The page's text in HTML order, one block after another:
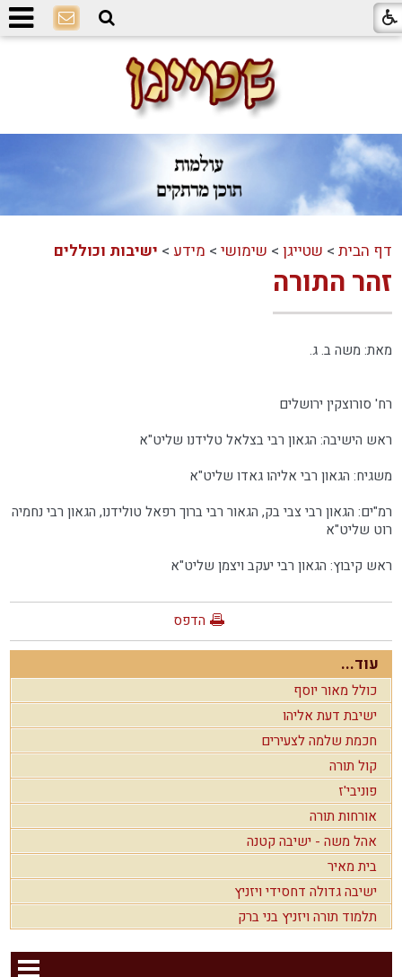
דף הבית > שטייגן > שימושי > מידע > ישיבות וכוללים
זהר התורה
מאת: משה ב. ג.
רח' סורוצקין ירושלים
ראש הישיבה: הגאון רבי בצלאל טלידנו שליט"א
משגיח: הגאון רבי אליהו גאדו שליט"א
רמ"ים: הגאון רבי צבי בק, הגאור רבי ברוך רפאל טולידנו, הגאון רבי נחמיה
רוט שליט"א
ראש קיבוץ: הגאון רבי יעקב ויצמן שליט"א
הדפס
עוד...
כולל מאור יוסף
ישיבת דעת אליהו
חכמת שלמה לצעירים
קול תורה
פוניבי'ז
אורחות תורה
אהל משה - ישיבה קטנה
בית מאיר
ישיבה גדולה דחסידי ויזניץ
תלמוד תורה ויזניץ בני ברק